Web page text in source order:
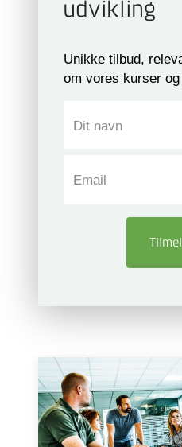
udvikling
Unikke tilbud,
om vores kurser og
Dit navn
Email